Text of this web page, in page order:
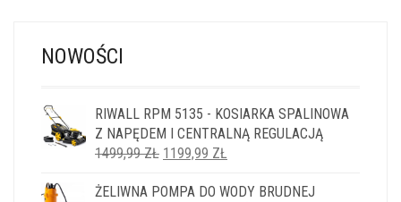
NOWOŚCI
RIWALL RPM 5135 - KOSIARKA SPALINOWA
Z NAPĘDEM I CENTRALNĄ REGULACJĄ
1499,99ZŁ PIERWOTNA
WYNOSIŁA:
1199,99 ZŁ
WYNOSI:
ŻELIWNA POMPA DO WODY BRUDNEJ